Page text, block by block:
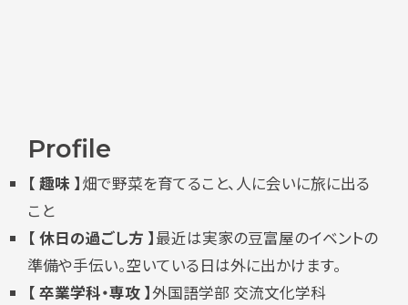
Profile
【 趣味 】畑で野菜を育てること、人に会いに旅に出る
こと
【 休日の過ごし方 】最近は実家の豆富屋のイベントの
準備や手伝い。空いている日は外に出かけます。
【 卒業学科・専攻 】外国語学部 交流文化学科